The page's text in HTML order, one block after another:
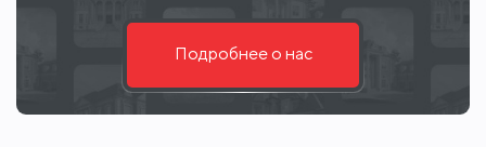
Подробнее о нас